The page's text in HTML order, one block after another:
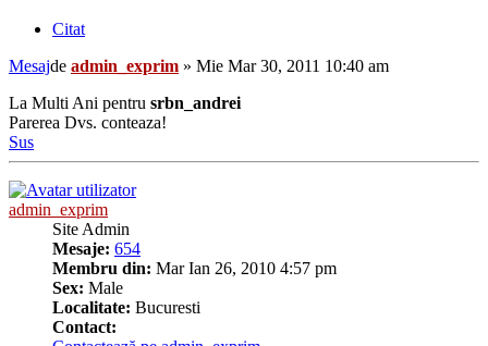
Citat
Mesajde admin_exprim » Mie Mar 30, 2011 10:40 am
La Multi Ani pentru srbn_andrei
Parerea Dvs. conteaza!
Sus
admin_exprim
Site Admin
Mesaje: 654
Membru din: Mar Ian 26, 2010 4:57 pm
Sex: Male
Localitate: Bucuresti
Contact: